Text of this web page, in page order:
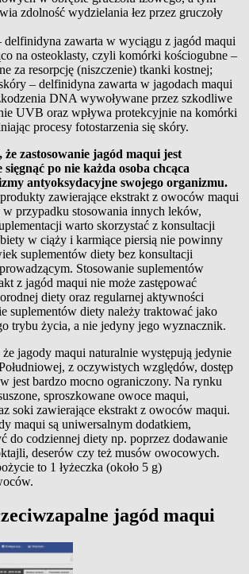
zdolność wydzielania łez przez gruczoły
delfinidyna zawarta w wyciągu z jagód maqui
na osteoklasty, czyli komórki kościogubne –
za resorpcję (niszczenie) tkanki kostnej;
– delfinidyna zawarta w jagodach maqui
DNA wywoływane przez szkodliwe
UVB oraz wpływa protekcyjnie na komórki
procesy fotostarzenia się skóry.
zastosowanie jagód maqui jest
po nie każda osoba chcąca
antyoksydacyjne swojego organizmu.
zawierające ekstrakt z owoców maqui
w przypadku stosowania innych leków,
warto skorzystać z konsultacji
w ciąży i karmiące piersią nie powinny
suplementów diety bez konsultacji
Stosowanie suplementów
z jagód maqui nie może zastępować
diety oraz regularnej aktywności
suplementów diety należy traktować jako
trybu życia, a nie jedyny jego wyznacznik.
jagody maqui naturalnie występują jedynie
z oczywistych względów, dostęp
jest bardzo mocno ograniczony. Na rynku
sproszkowane owoce maqui,
soki zawierające ekstrakt z owoców maqui.
maqui są uniwersalnym dodatkiem,
do codziennej diety np. poprzez dodawanie
deserów czy też musów owocowych.
to 1 łyżeczka (około 5 g)
jagód maqui